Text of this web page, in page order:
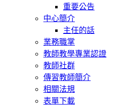
重要公告
中心簡介
主任的話
業務職掌
教師教學專業認證
教師社群
傳習教師簡介
相關法規
表單下載